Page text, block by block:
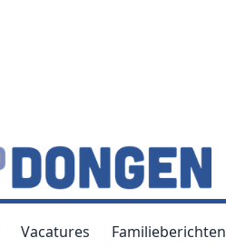
Vacatures Familieberichten